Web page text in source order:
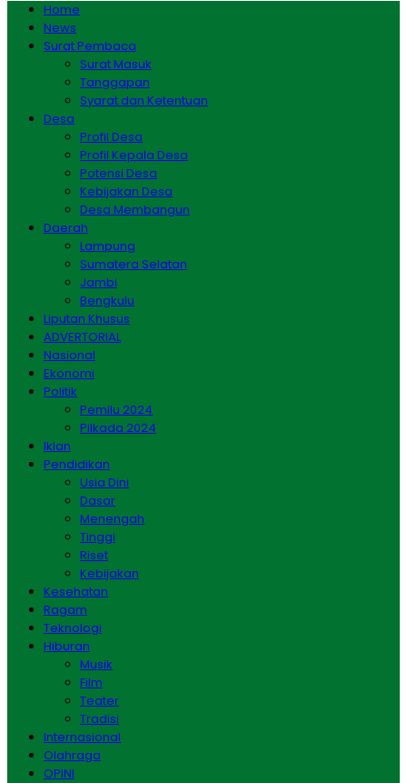
Home
News
Surat Pembaca
Surat Masuk
Tanggapan
Syarat dan Ketentuan
Desa
Profil Desa
Profil Kepala Desa
Potensi Desa
Kebijakan Desa
Desa Membangun
Daerah
Lampung
Sumatera Selatan
Jambi
Bengkulu
Liputan Khusus
ADVERTORIAL
Nasional
Ekonomi
Politik
Pemilu 2024
Pilkada 2024
Iklan
Pendidikan
Usia Dini
Dasar
Menengah
Tinggi
Riset
Kebijakan
Kesehatan
Ragam
Teknologi
Hiburan
Musik
Film
Teater
Tradisi
Internasional
Olahraga
OPINI